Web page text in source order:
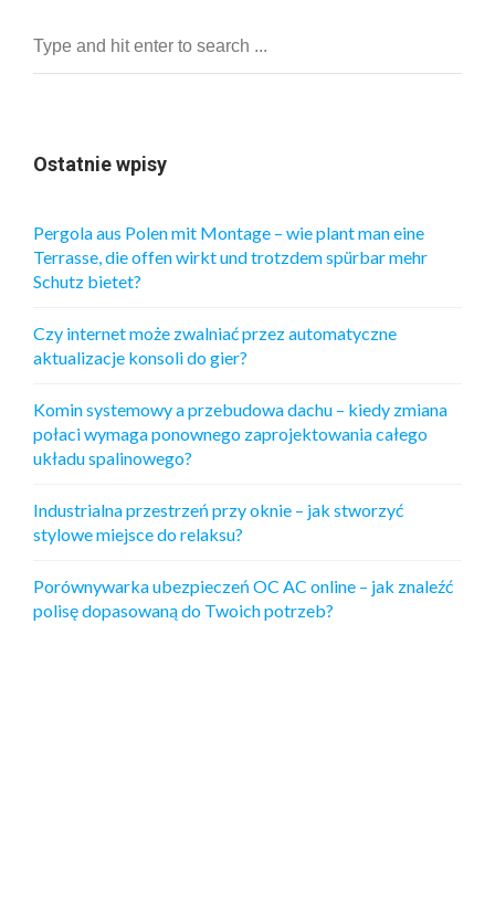
Ostatnie wpisy
Pergola aus Polen mit Montage – wie plant man eine
Terrasse, die offen wirkt und trotzdem spürbar mehr
Schutz bietet?
Czy internet może zwalniać przez automatyczne
aktualizacje konsoli do gier?
Komin systemowy a przebudowa dachu – kiedy zmiana
połaci wymaga ponownego zaprojektowania całego
układu spalinowego?
Industrialna przestrzeń przy oknie – jak stworzyć
stylowe miejsce do relaksu?
Porównywarka ubezpieczeń OC AC online – jak znaleźć
polisę dopasowaną do Twoich potrzeb?